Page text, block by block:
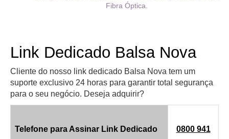
Fibra Óptica.
Link Dedicado Balsa Nova
Cliente do nosso link dedicado Balsa Nova tem um
suporte exclusivo 24 horas para garantir total segurança
para o seu negócio. Deseja adquirir?
Telefone para Assinar Link Dedicado
0800 941